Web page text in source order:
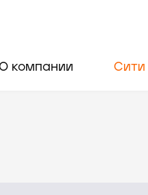
компании Сити